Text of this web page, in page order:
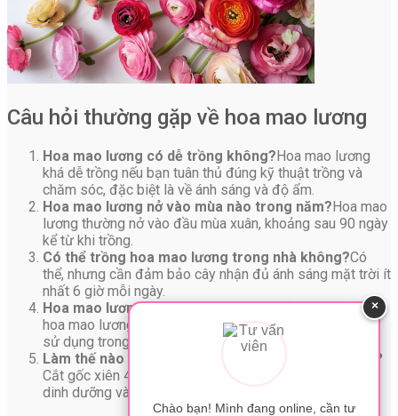
Câu hỏi thường gặp về hoa mao lương
Hoa mao lương có dễ trồng không? Hoa mao lương
khá dễ trồng nếu bạn tuân thủ đúng kỹ thuật trồng và
chăm sóc, đặc biệt là về ánh sáng và độ ẩm.
Hoa mao lương nở vào mùa nào trong năm? Hoa mao
lương thường nở vào đầu mùa xuân, khoảng sau 90 ngày
kể từ khi trồng.
Có thể trồng hoa mao lương trong nhà không?Có
thể, nhưng cần đảm bảo cây nhận đủ ánh sáng mặt trời ít
nhất 6 giờ mỗi ngày.
Hoa mao lương có độc không?Một số bộ phận của
hoa mao lương có chứa chất độc, nên cần cẩn thận khi
sử dụng trong y học cổ truyền.
Làm thế nào để hoa mao lương tươi lâu sau khi cắt?
Cắt gốc xiên 45 độ, thay nước hàng ngày và thêm chất
dinh dưỡng vào nước cắm hoa để hoa tươi lâu hơn.
×
Chào bạn! Mình đang online, cần tư